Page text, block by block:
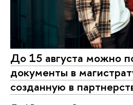
До 15 августа можно
документы в
созданную в